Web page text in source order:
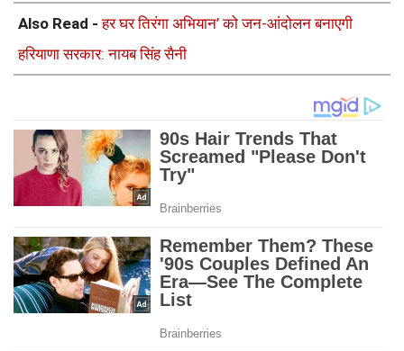
Also Read -हर घर तिरंगा अभियान’ को जन-आंदोलन बनाएगी
हरियाणा सरकार: नायब सिंह सैनी